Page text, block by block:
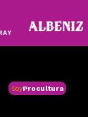
SoyProcultura